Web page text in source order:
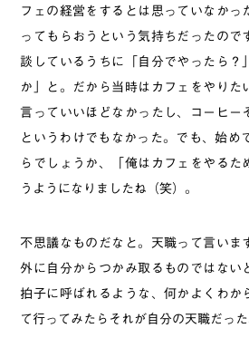
フェの経営をするとは思っていなかっ
ってもらおうという気持ちだったので
談しているうちに「自分でやったら？
か」と。だから当時はカフェをやりた
言っていいほどなかったし、コーヒー
というわけでもなかった。でも、始め
らでしょうか、「俺はカフェをやるた
うようになりましたね（笑）。
不思議なものだなと。天職って言いま
外に自分からつかみ取るものではない
拍子に呼ばれるような、何かよくわか
て行ってみたらそれが自分の天職だった